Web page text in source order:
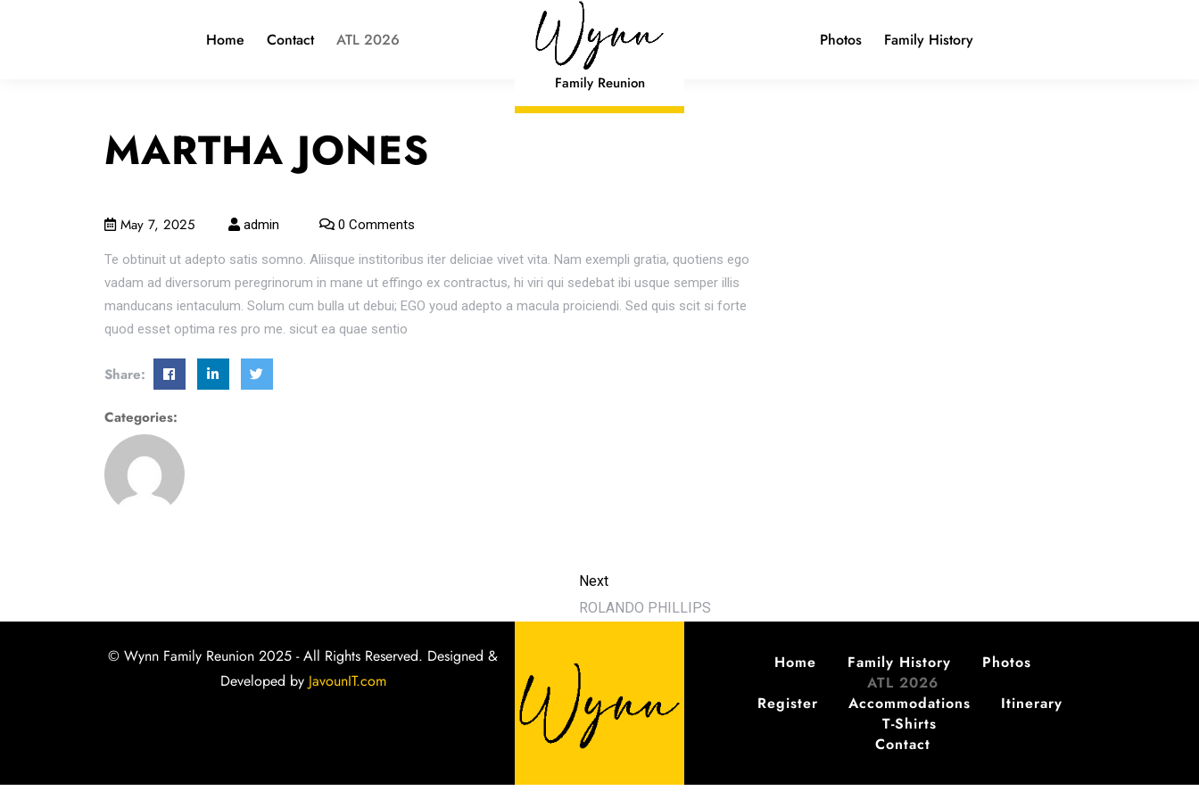
Home Contact ATL 2026
Family Reunion
Photos Family History
MARTHA JONES
May 7, 2025 admin 0 Comments
Te obtinuit ut adepto satis somno. Aliisque institoribus iter deliciae vivet vita. Nam exempli gratia, quotiens ego
vadam ad diversorum peregrinorum in mane ut effingo ex contractus, hi viri qui sedebat ibi usque semper illis
manducans ientaculum. Solum cum bulla ut debui; EGO youd adepto a macula proiciendi. Sed quis scit si forte
quod esset optima res pro me. sicut ea quae sentio
Share:
Categories:
Next
ROLANDO PHILLIPS
© Wynn Family Reunion 2025 - All Rights Reserved. Designed &
Developed byJavounIT.com
Home Family History
Photos
ATL 2026
Register
Accommodations
Itinerary
T-Shirts
Contact